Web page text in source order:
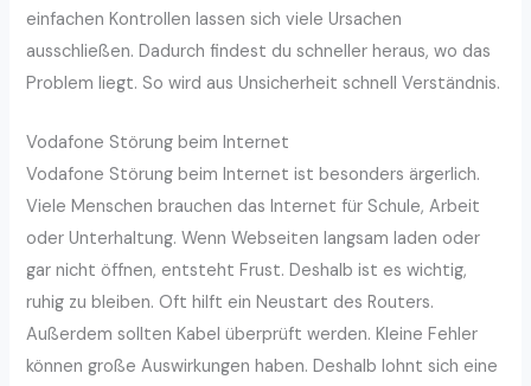
einfachen Kontrollen lassen sich viele Ursachen
ausschließen. Dadurch findest du schneller heraus, wo das
Problem liegt. So wird aus Unsicherheit schnell Verständnis.
Vodafone Störung beim Internet
Vodafone Störung beim Internet ist besonders ärgerlich.
Viele Menschen brauchen das Internet für Schule, Arbeit
oder Unterhaltung. Wenn Webseiten langsam laden oder
gar nicht öffnen, entsteht Frust. Deshalb ist es wichtig,
ruhig zu bleiben. Oft hilft ein Neustart des Routers.
Außerdem sollten Kabel überprüft werden. Kleine Fehler
können große Auswirkungen haben. Deshalb lohnt sich eine